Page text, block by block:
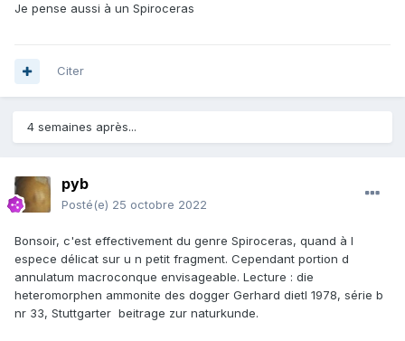
Je pense aussi à un Spiroceras
Citer
4 semaines après...
pyb
Posté(e) 25 octobre 2022
Bonsoir, c'est effectivement du genre Spiroceras, quand à l
espece délicat sur u n petit fragment. Cependant portion d
annulatum macroconque envisageable. Lecture : die
heteromorphen ammonite des dogger Gerhard dietl 1978, série b
nr 33, Stuttgarter beitrage zur naturkunde.